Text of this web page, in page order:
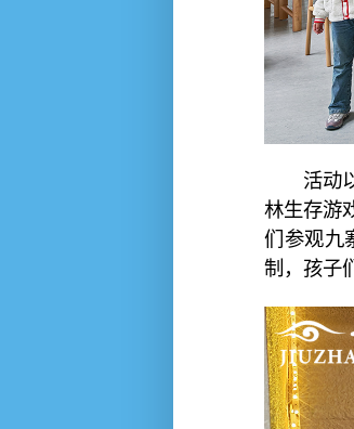
活动
林生存游
们参观九
制，孩子